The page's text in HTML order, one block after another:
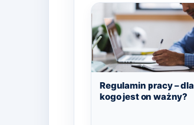
Regulamin pracy – dla
kogo jest on ważny?